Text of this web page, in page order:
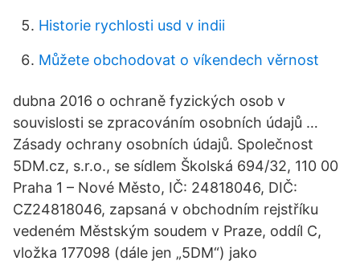
Historie rychlosti usd v indii
Můžete obchodovat o víkendech věrnost
dubna 2016 o ochraně fyzických osob v
souvislosti se zpracováním osobních údajů …
Zásady ochrany osobních údajů. Společnost
5DM.cz, s.r.o., se sídlem Školská 694/32, 110 00
Praha 1 – Nové Město, IČ: 24818046, DIČ:
CZ24818046, zapsaná v obchodním rejstříku
vedeném Městským soudem v Praze, oddíl C,
vložka 177098 (dále jen „5DM“) jako